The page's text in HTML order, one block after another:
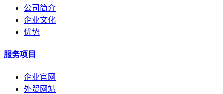
公司简介
企业文化
优势
服务项目
企业官网
外贸网站